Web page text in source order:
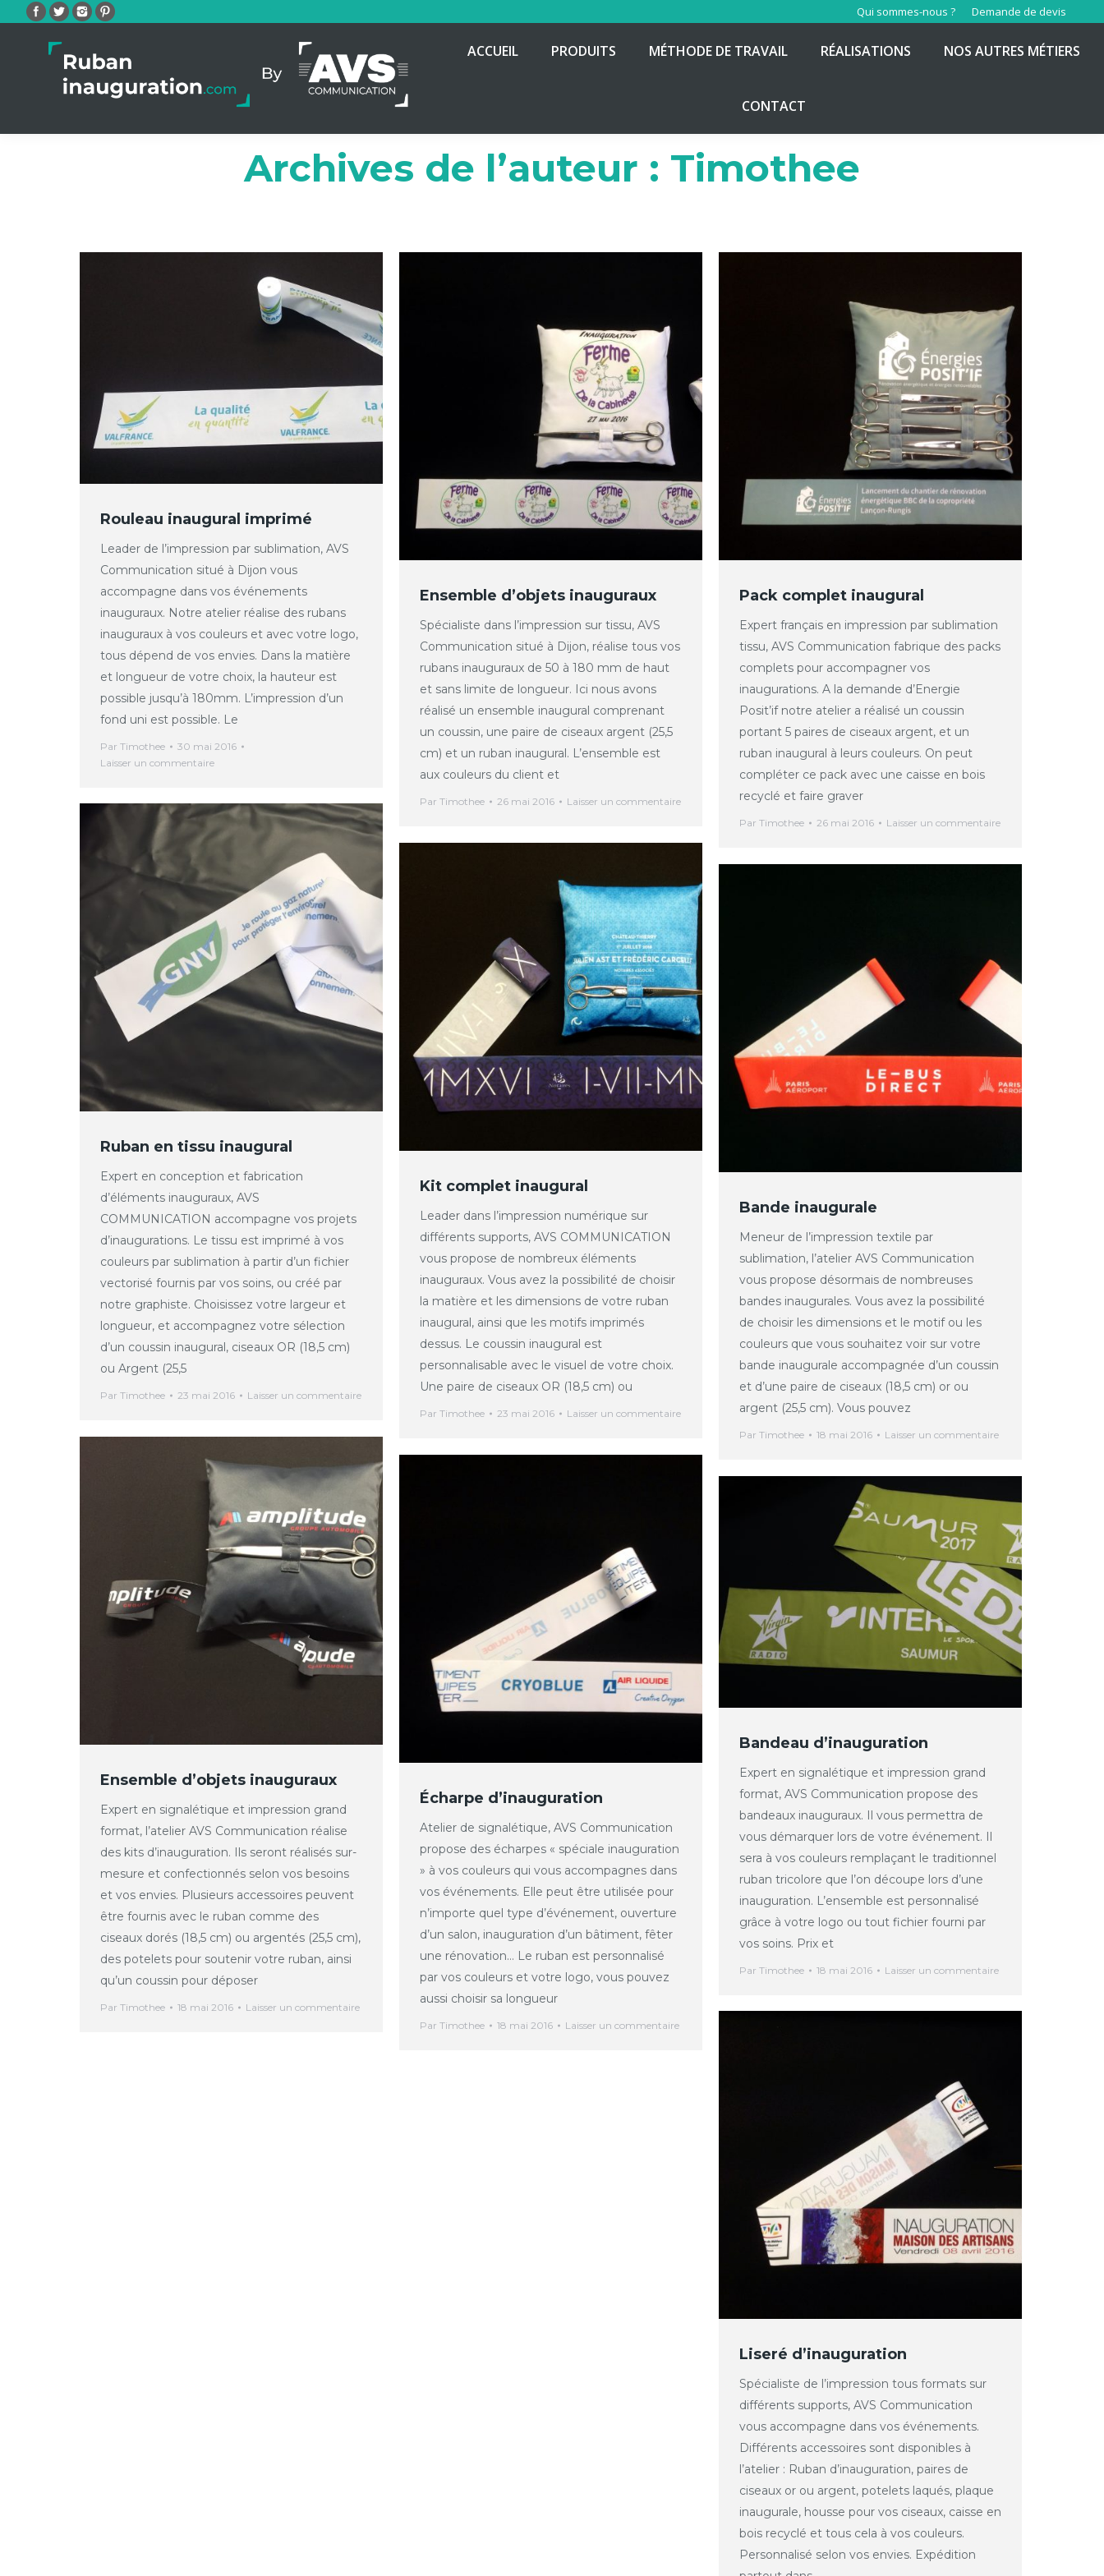
Facebook
TwitterInstagram
Pinterest Qui sommes-nous ? Demande de devis
ACCUEIL PRODUITS MÉTHODE DE TRAVAIL RÉALISATIONS NOS AUTRES MÉTIERS
CONTACT
Archives de l’auteur : Timothee
Rouleau inaugural imprimé
Leader de l’impression par sublimation, AVS
Communication situé à Dijon vous
accompagne dans vos événements
inauguraux. Notre atelier réalise des rubans
inauguraux à vos couleurs et avec votre logo,
tous dépend de vos envies. Dans la matière
et longueur de votre choix, la hauteur est
possible jusqu’à 180mm. L’impression d’un
fond uni est possible. Le
Par Timothee
30 mai 2016
Laisser un commentaire
Ensemble d’objets inauguraux
Spécialiste dans l’impression sur tissu, AVS
Communication situé à Dijon, réalise tous vos
rubans inauguraux de 50 à 180 mm de haut
et sans limite de longueur. Ici nous avons
réalisé un ensemble inaugural comprenant
un coussin, une paire de ciseaux argent (25,5
cm) et un ruban inaugural. L’ensemble est
aux couleurs du client et
Par Timothee 26 mai 2016 Laisser un commentaire
Pack complet inaugural
Expert français en impression par sublimation
tissu, AVS Communication fabrique des packs
complets pour accompagner vos
inaugurations. A la demande d’Energie
Posit’if notre atelier a réalisé un coussin
portant 5 paires de ciseaux argent, et un
ruban inaugural à leurs couleurs. On peut
compléter ce pack avec une caisse en bois
recyclé et faire graver
Par Timothee 26 mai 2016 Laisser un commentaire
Ruban en tissu inaugural
Expert en conception et fabrication
d’éléments inauguraux, AVS
COMMUNICATION accompagne vos projets
d’inaugurations. Le tissu est imprimé à vos
couleurs par sublimation à partir d’un fichier
vectorisé fournis par vos soins, ou créé par
notre graphiste. Choisissez votre largeur et
longueur, et accompagnez votre sélection
d’un coussin inaugural, ciseaux OR (18,5 cm)
ou Argent (25,5
Par Timothee 23 mai 2016 Laisser un commentaire
Kit complet inaugural
Leader dans l’impression numérique sur
différents supports, AVS COMMUNICATION
vous propose de nombreux éléments
inauguraux. Vous avez la possibilité de choisir
la matière et les dimensions de votre ruban
inaugural, ainsi que les motifs imprimés
dessus. Le coussin inaugural est
personnalisable avec le visuel de votre choix.
Une paire de ciseaux OR (18,5 cm) ou
Par Timothee 23 mai 2016 Laisser un commentaire
Bande inaugurale
Meneur de l’impression textile par
sublimation, l’atelier AVS Communication
vous propose désormais de nombreuses
bandes inaugurales. Vous avez la possibilité
de choisir les dimensions et le motif ou les
couleurs que vous souhaitez voir sur votre
bande inaugurale accompagnée d’un coussin
et d’une paire de ciseaux (18,5 cm) or ou
argent (25,5 cm). Vous pouvez
Par Timothee 18 mai 2016 Laisser un commentaire
Ensemble d’objets inauguraux
Expert en signalétique et impression grand
format, l’atelier AVS Communication réalise
des kits d’inauguration. Ils seront réalisés sur-
mesure et confectionnés selon vos besoins
et vos envies. Plusieurs accessoires peuvent
être fournis avec le ruban comme des
ciseaux dorés (18,5 cm) ou argentés (25,5 cm),
des potelets pour soutenir votre ruban, ainsi
qu’un coussin pour déposer
Par Timothee 18 mai 2016 Laisser un commentaire
Écharpe d’inauguration
Atelier de signalétique, AVS Communication
propose des écharpes « spéciale inauguration
» à vos couleurs qui vous accompagnes dans
vos événements. Elle peut être utilisée pour
n’importe quel type d’événement, ouverture
d’un salon, inauguration d’un bâtiment, fêter
une rénovation… Le ruban est personnalisé
par vos couleurs et votre logo, vous pouvez
aussi choisir sa longueur
Par Timothee 18 mai 2016 Laisser un commentaire
Bandeau d’inauguration
Expert en signalétique et impression grand
format, AVS Communication propose des
bandeaux inauguraux. Il vous permettra de
vous démarquer lors de votre événement. Il
sera à vos couleurs remplaçant le traditionnel
ruban tricolore que l’on découpe lors d’une
inauguration. L’ensemble est personnalisé
grâce à votre logo ou tout fichier fourni par
vos soins. Prix et
Par Timothee 18 mai 2016 Laisser un commentaire
Liseré d’inauguration
Spécialiste de l’impression tous formats sur
différents supports, AVS Communication
vous accompagne dans vos événements.
Différents accessoires sont disponibles à
l’atelier : Ruban d’inauguration, paires de
ciseaux or ou argent, potelets laqués, plaque
inaugurale, housse pour vos ciseaux, caisse en
bois recyclé et tous cela à vos couleurs.
Personnalisé selon vos envies. Expédition